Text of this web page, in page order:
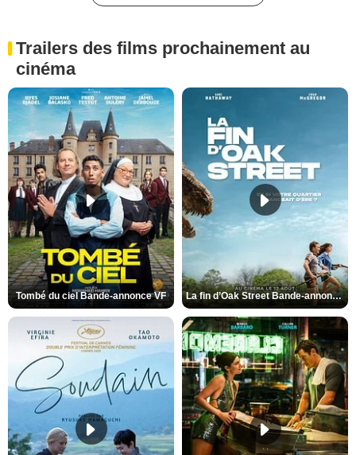
Trailers des films prochainement au
cinéma
Tombé du ciel Bande-annonce VF La fin d’Oak Street Bande-annonce VO STFR